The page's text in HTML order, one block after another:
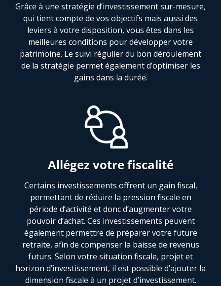
Grâce à une stratégie d’investissement sur-mesure,
qui tient compte de vos objectifs mais aussi des
leviers à votre disposition, vous êtes dans les
meilleures conditions pour développer votre
patrimoine. Le suivi régulier du bon déroulement
de la stratégie permet également d’optimiser les
gains dans la durée.
Allégez votre fiscalité
Certains investissements offrent un gain fiscal,
permettant de réduire la pression fiscale en
période d’activité et donc d’augmenter votre
pouvoir d’achat. Ces investissements peuvent
également permettre de préparer votre future
retraite, afin de compenser la baisse de revenus
futurs. Selon votre situation fiscale, projet et
horizon d’investissement, il est possible d’ajouter la
dimension fiscale à un projet d’investissement.